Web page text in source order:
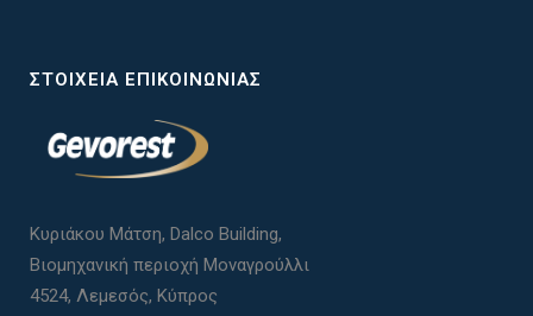
ΣΤΟΙΧΕΊΑ ΕΠΙΚΟΙΝΩΝΊΑΣ
Κυριάκου Μάτση, Dalco Building,
Βιομηχανική περιοχή Μοναγρούλλι
4524, Λεμεσός, Κύπρος